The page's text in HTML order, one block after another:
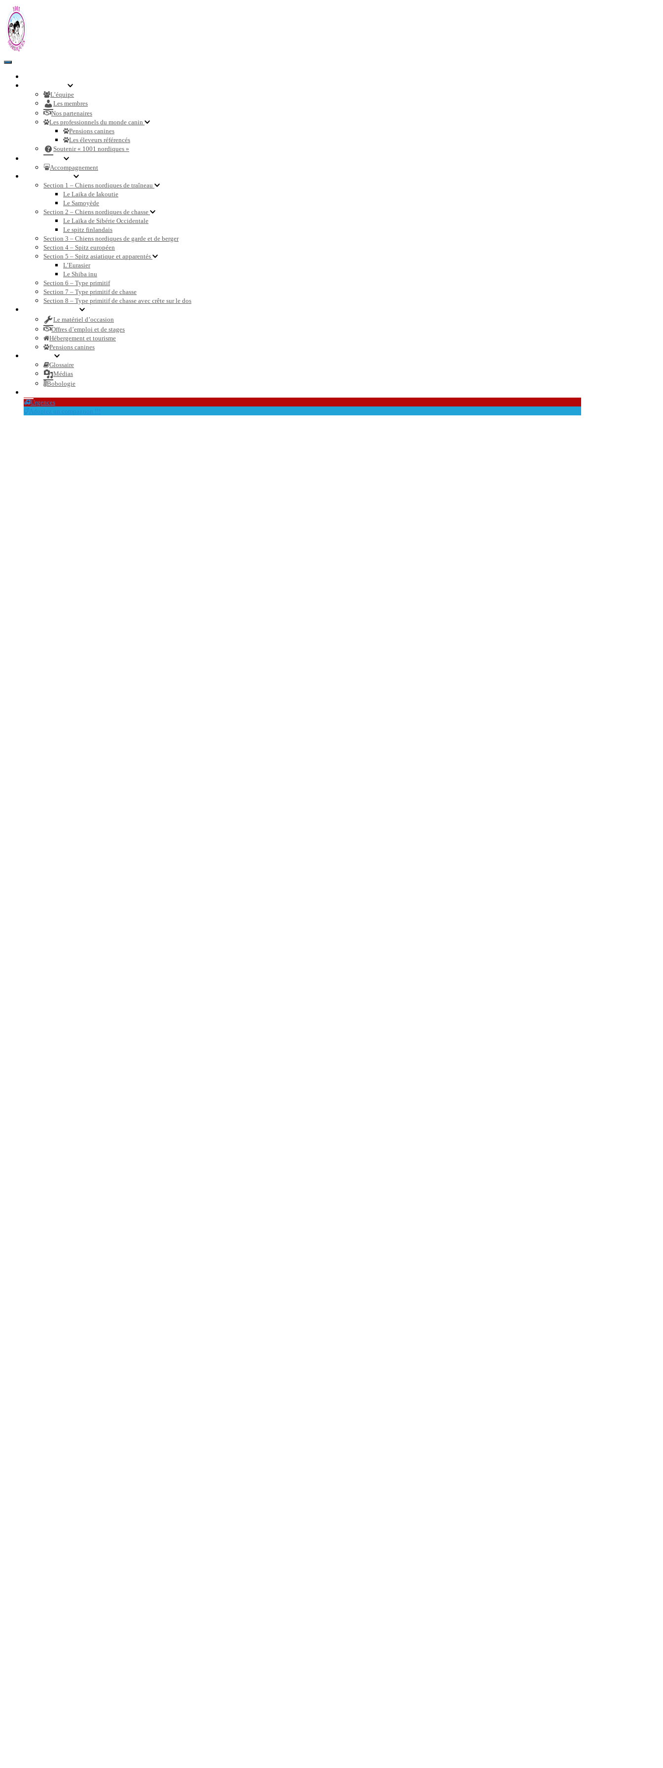
Toggle
L’équipe
Les membres
Nos partenaires
Les professionnels du monde canin
Pensions canines
Les éleveurs référencés
Soutenir « 1001 nordiques »
Accompagnement
Section 1 – Chiens nordiques de traîneau
Le Laika de Iakoutie
Le Samoyède
Section 2 – Chiens nordiques de chasse
Le Laïka de Sibérie Occidentale
Le spitz finlandais
Section 3 – Chiens nordiques de garde et de berger
Section 4 – Spitz européen
Section 5 – Spitz asiatique et apparentés
L’Eurasier
Le Shiba inu
Section 6 – Type primitif
Section 7 – Type primitif de chasse
Section 8 – Type primitif de chasse avec crête sur le dos
Le matériel d’occasion
Offres d’emploi et de stages
Hébergement et tourisme
Pensions canines
Glossaire
Médias
Bobologie
Urgences
Adoptez un compagnon !!!